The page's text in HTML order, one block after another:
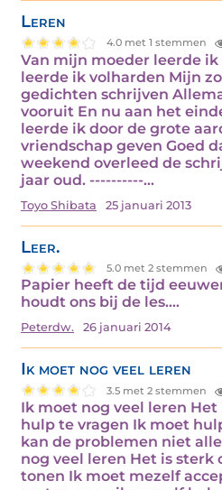
Leren
4.0 met 1 stemmen
Van mijn moeder leerde
leerde ik volharden Mijn
gedichten schrijven
vooruit En nu aan het
leerde ik door de grote
vriendschap geven Goed
weekend overleed de
jaar oud. ----------…
Toyo Shibata 25 januari 2013
Leer.
5.0 met 2 stemmen
Papier heeft de tijd
houdt ons bij de les.…
Peterdw. 26 januari 2014
Ik moet nog veel leren
3.5 met 2 stemmen
Ik moet nog veel leren Het
hulp te vragen Ik moet
kan de problemen niet
nog veel leren Het is sterk
tonen Ik moet mezelf